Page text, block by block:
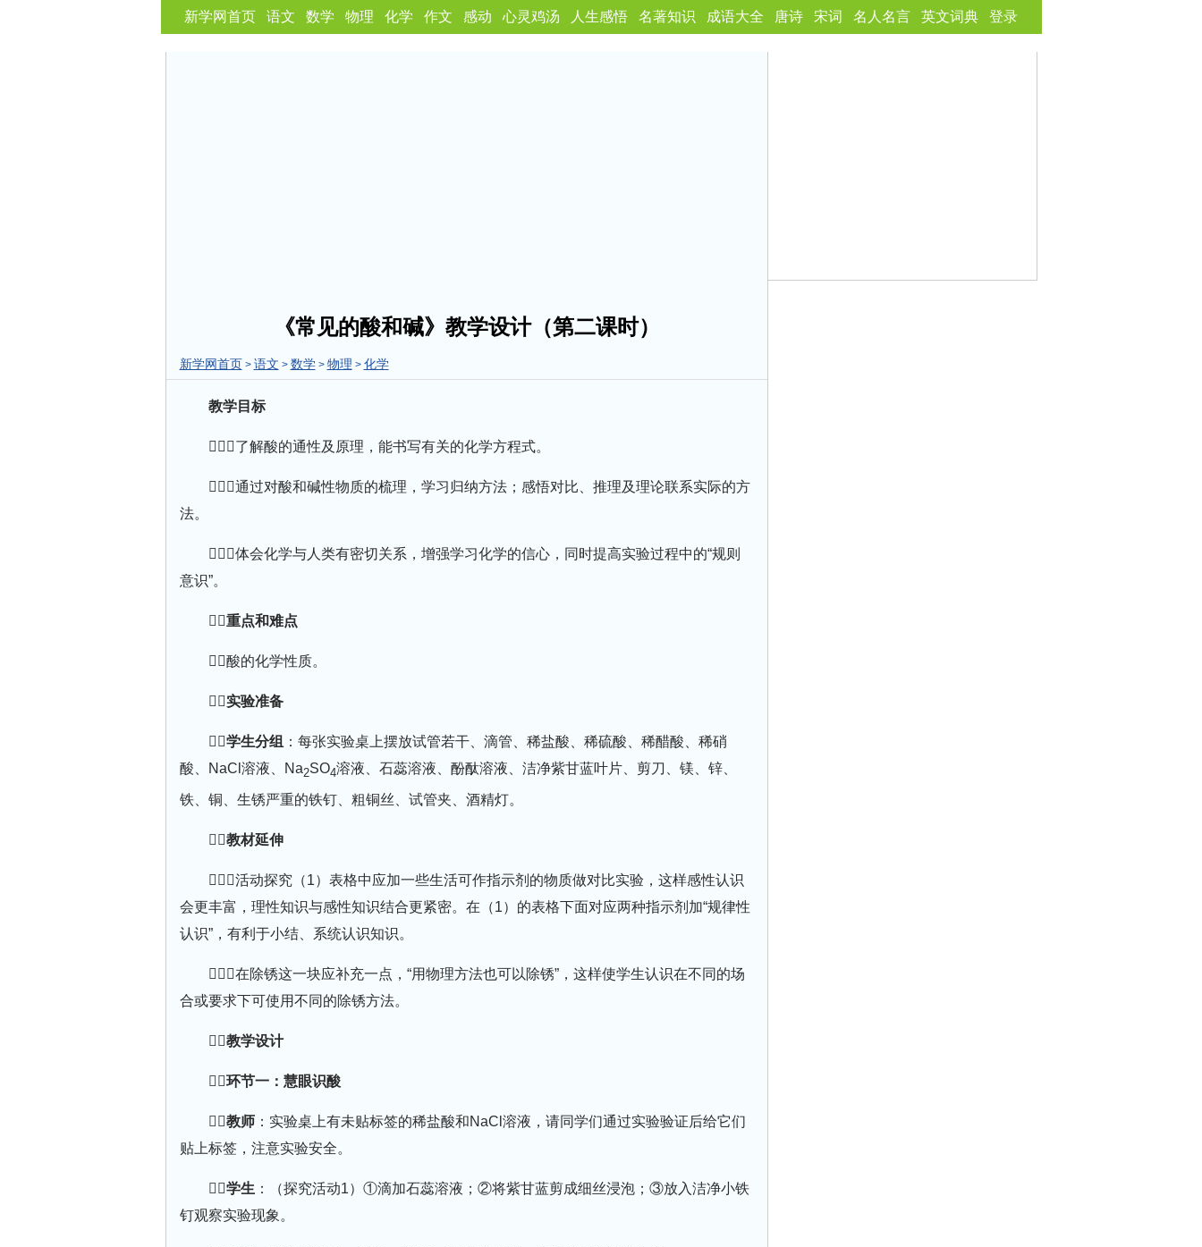
新学网首页 语文 数学 物理 化学 作文 感动 心灵鸡汤 人生感悟 名著知识 成语大全 唐诗 宋词 名人名言 英文词典 登录
《常见的酸和碱》教学设计（第二课时）
新学网首页 > 语文 > 数学> 物理 > 化学
教学目标
①了解酸的通性及原理，能书写有关的化学方程式。
②通过对酸和碱性物质的梳理，学习归纳方法；感悟对比、推理及理论联系实际的方
法。
③体会化学与人类有密切关系，增强学习化学的信心，同时提高实验过程中的“规则
意识”。
重点和难点
酸的化学性质。
实验准备
学生分组 ：每张实验桌上摆放试管若干、滴管、稀盐酸、稀硫酸、稀醋酸、稀硝
酸、NaCl溶液、Na2SO4溶液、石蕊溶液、酚酞溶液、洁净紫甘蓝叶片、剪刀、镁、锌、
铁、铜、生锈严重的铁钉、粗铜丝、试管夹、酒精灯。
教材延伸
①活动探究（1）表格中应加一些生活可作指示剂的物质做对比实验，这样感性认识
会更丰富，理性知识与感性知识结合更紧密。在（1）的表格下面对应两种指示剂加“规律性
认识”，有利于小结、系统认识知识。
②在除锈这一块应补充一点，“用物理方法也可以除锈”，这样使学生认识在不同的场
合或要求下可使用不同的除锈方法。
教学设计
环节一：慧眼识酸
教师：实验桌上有未贴标签的稀盐酸和NaCl溶液，请同学们通过实验验证后给它们
贴上标签，注意实验安全。
学生 ：（探究活动1）①滴加石蕊溶液；②将紫甘蓝剪成细丝浸泡；③放入洁净小铁
钉观察实验现象。